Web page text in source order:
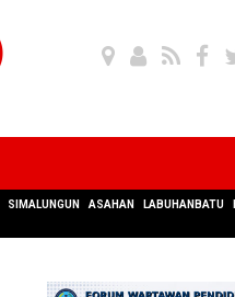
SIMALUNGUN ASAHAN LABUHANBATU